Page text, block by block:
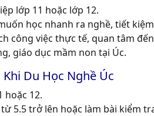
lớp 11 hoặc lớp 12.
học nhanh ra nghề, tiết
công việc thực tế, quan tâm
giáo dục mầm non tại Úc.
Du Học Nghề Úc
hoặc 12.
từ 5.5 trở lên hoặc làm bài kiểm